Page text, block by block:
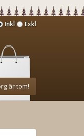
är tom!
Inkl Exkl